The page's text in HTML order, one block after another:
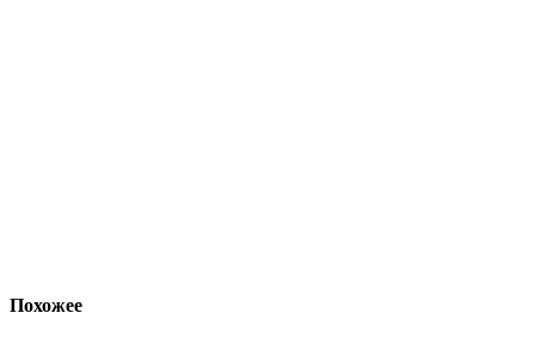
Похожее